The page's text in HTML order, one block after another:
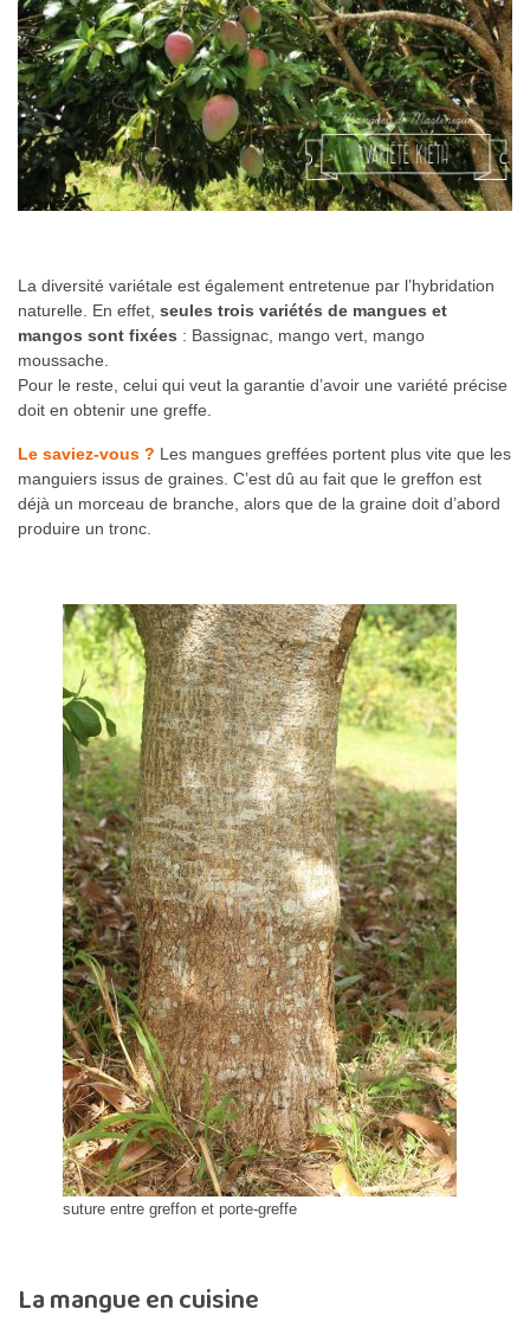
La diversité variétale est également entretenue par l’hybridation
naturelle. En effet, seules trois variétés de mangues et
mangos sont fixées : Bassignac, mango vert, mango
moussache.
Pour le reste, celui qui veut la garantie d’avoir une variété précise
doit en obtenir une greffe.
Le saviez-vous ? Les mangues greffées portent plus vite que les
manguiers issus de graines. C’est dû au fait que le greffon est
déjà un morceau de branche, alors que de la graine doit d’abord
produire un tronc.
suture entre greffon et porte-greffe
La mangue en cuisine